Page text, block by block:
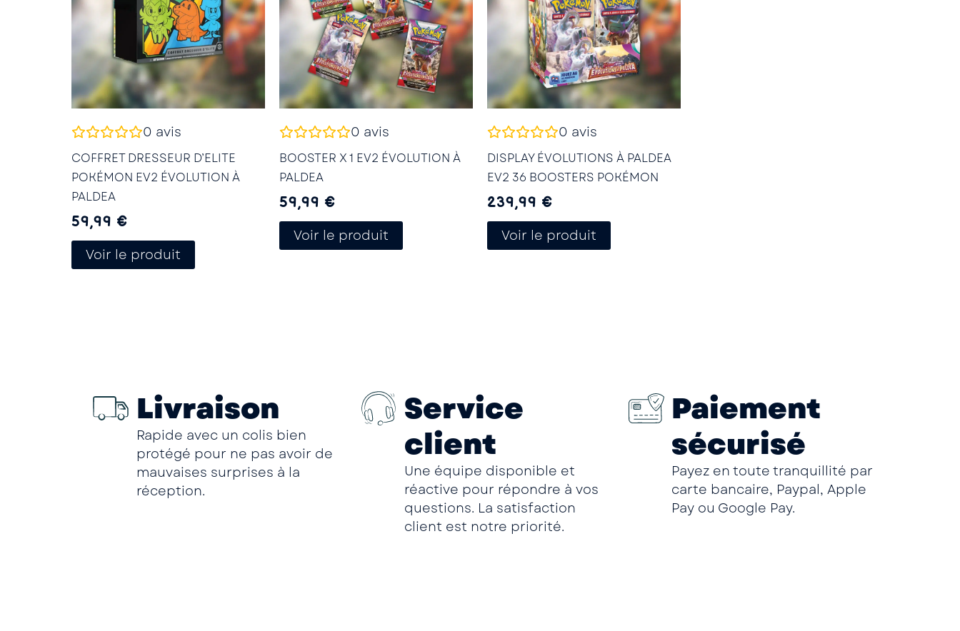
0 avis
COFFRET DRESSEUR D’ELITE
POKÉMON EV2 ÉVOLUTION À
PALDEA
59,99 €
Voir le produit
0 avis
BOOSTER X 1 EV2 ÉVOLUTION À
PALDEA
59,99 €
Voir le produit
0 avis
DISPLAY ÉVOLUTIONS À PALDEA
EV2 36 BOOSTERS POKÉMON
239,99 €
Voir le produit
Livraison
Rapide avec un colis bien
protégé pour ne pas avoir de
mauvaises surprises à la
réception.
Service
client
Une équipe disponible et
réactive pour répondre à vos
questions. La satisfaction
client est notre priorité.
Paiement
sécurisé
Payez en toute tranquillité par
carte bancaire, Paypal, Apple
Pay ou Google Pay.